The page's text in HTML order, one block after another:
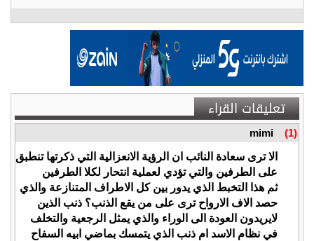
تعليقات القراء
(1)
الا ترى سعادة النائب ان الرؤية الانعزالية التي ذكرتها تنطبق
على الطرفين والتي تؤدي لعملية انتحار لكلا الطرفين
ثم هذا التخبط الذي يدور بين كل الاطراف المتنازعة والذي
حصد الاف الارواح ترى على من يقع الذنب؟ ذنب الذين
لايريدون العودة الى الوراء والذي يمثل الرجعية والتخلف
في نظام الاسد ام ذنب الذي يتمسك بماضي ابيه السفاح